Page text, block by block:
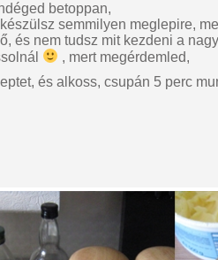
betoppan,
semmilyen meglepire,
és nem tudsz mit kezdeni a
, mert megérdemled,
és alkoss, csupán 5 perc